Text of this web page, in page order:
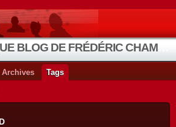
Archives Tags